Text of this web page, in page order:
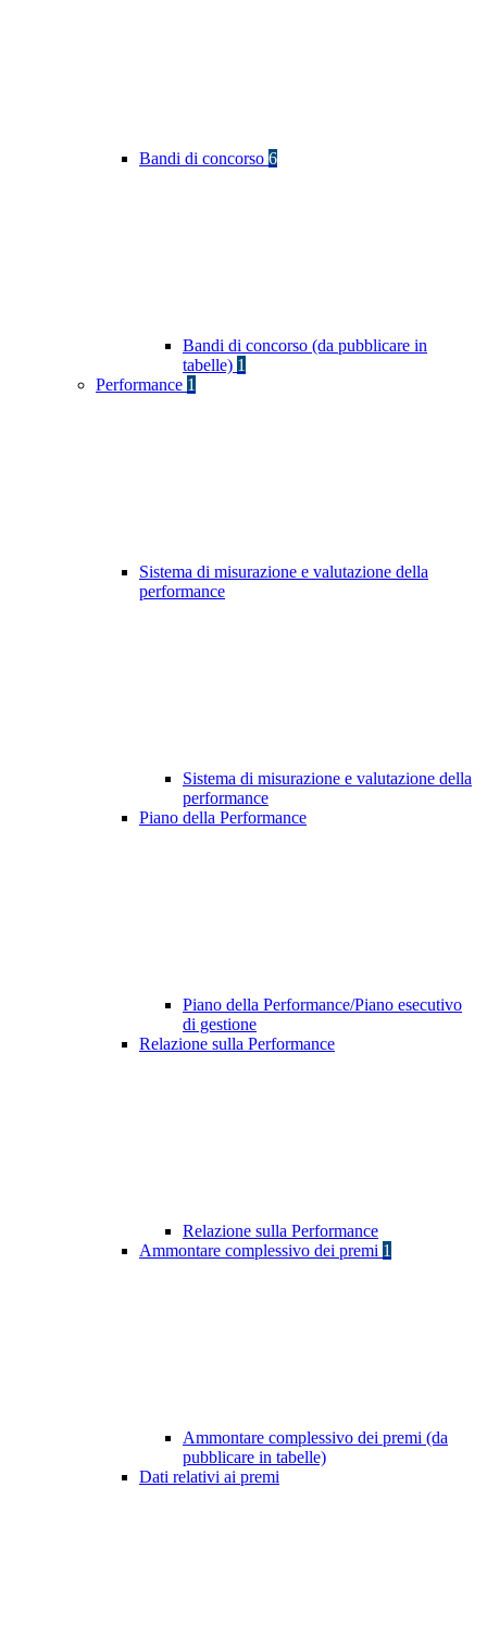
Bandi di concorso 6
Bandi di concorso (da pubblicare in
tabelle) 1
Performance 1
Sistema di misurazione e valutazione della
performance
Sistema di misurazione e valutazione della
performance
Piano della Performance
Piano della Performance/Piano esecutivo
di gestione
Relazione sulla Performance
Relazione sulla Performance
Ammontare complessivo dei premi 1
Ammontare complessivo dei premi (da
pubblicare in tabelle)
Dati relativi ai premi